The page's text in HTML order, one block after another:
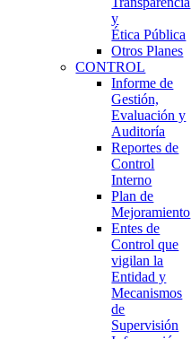
y
Ética Pública
Otros Planes
CONTROL
Informe de
Gestión,
Evaluación y
Auditoría
Reportes de
Control
Interno
Plan de
Mejoramiento
Entes de
Control que
vigilan la
Entidad y
Mecanismos
de
Supervisión